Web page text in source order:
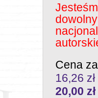
Cena
16,26
20,00